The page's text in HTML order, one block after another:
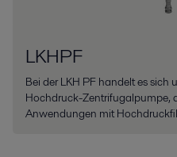
LKHPF
Bei der LKH PF handelt es sich
Hochdruck-Zentrifugalpumpe,
Anwendungen mit